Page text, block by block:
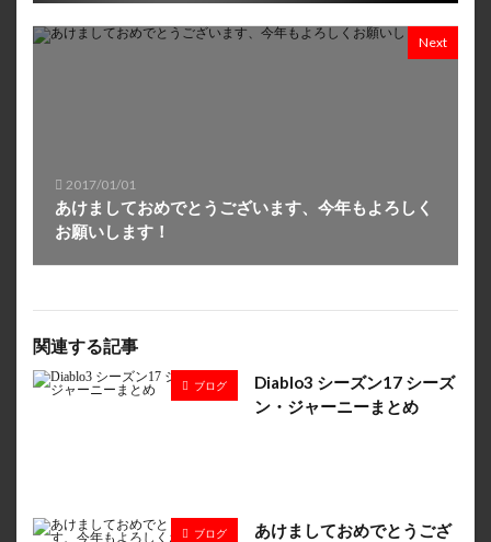
Next
2017/01/01
あけましておめでとうございます、今年もよろしく
お願いします！
関連する記事
ブログ
Diablo3 シーズン17 シーズ
ン・ジャーニーまとめ
ブログ
あけましておめでとうござ